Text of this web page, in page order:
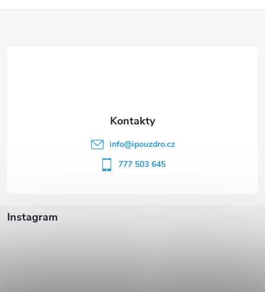
Instagram
info@ipouzdro.cz
777 503 645